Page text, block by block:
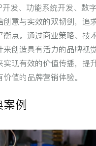
发、功能系统开发、数
意与实效的双韧剑，追
衡点。通过商业策略、技
来创造具有活力的品牌视
实现有效的价值传播，提
值的品牌营销体验。
例